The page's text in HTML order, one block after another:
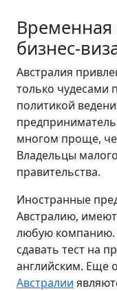
Временная
бизнес-
Австралия
только чудесами
политикой
многом проще,
Владельцы
правительства.
Иностранные
Австралию,
любую
сдавать тест на
английским. Еще
Австралии